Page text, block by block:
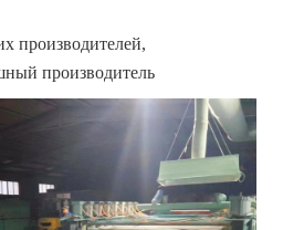
производителей,
производитель